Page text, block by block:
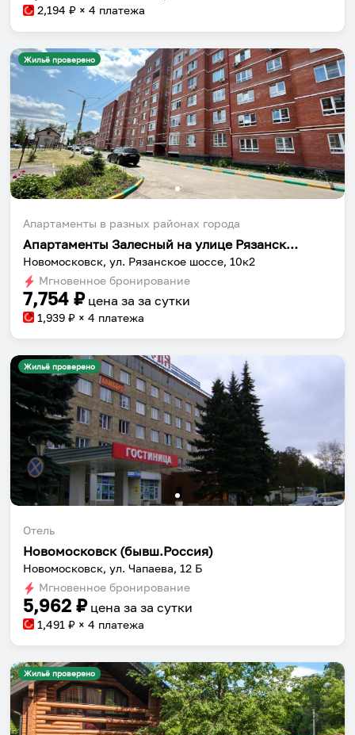
2,194 ₽ × 4 платежа
Жильё проверено
Апартаменты в разных районах города
Апартаменты Залесный на улице Рязанское шоссе
Новомосковск, ул. Рязанское шоссе, 10к2
Мгновенное бронирование
7,754 ₽ цена за за сутки
1,939 ₽ × 4 платежа
Жильё проверено
Отель
Новомосковск (бывш.Россия)
Новомосковск, ул. Чапаева, 12 Б
Мгновенное бронирование
5,962 ₽ цена за за сутки
1,491 ₽ × 4 платежа
Жильё проверено
Собери путешествие без сложностей
Сохраняй места, повторяй маршруты, находи
компанию и бронируй жильё в одном
приложении.
Установить приложение